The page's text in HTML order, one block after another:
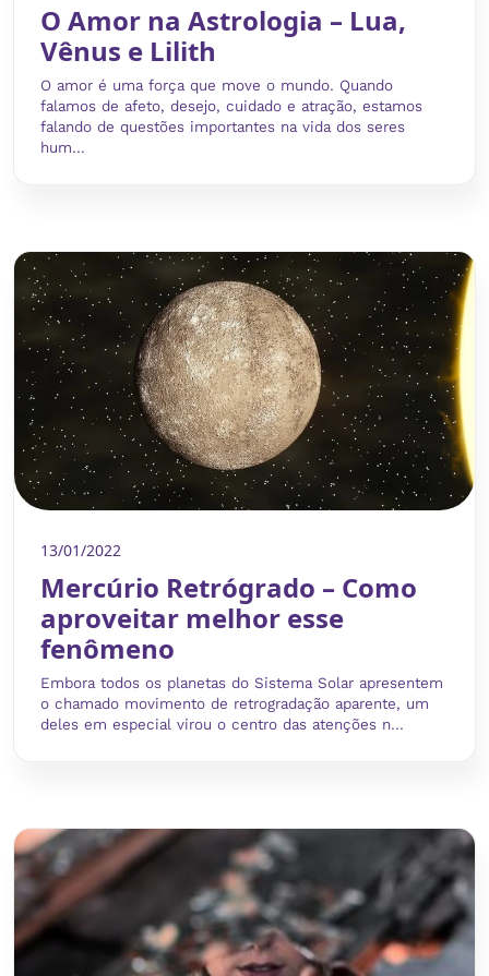
O Amor na Astrologia – Lua,
Vênus e Lilith
O amor é uma força que move o mundo. Quando
falamos de afeto, desejo, cuidado e atração, estamos
falando de questões importantes na vida dos seres
hum...
13/01/2022
Mercúrio Retrógrado – Como
aproveitar melhor esse
fenômeno
Embora todos os planetas do Sistema Solar apresentem
o chamado movimento de retrogradação aparente, um
deles em especial virou o centro das atenções n...